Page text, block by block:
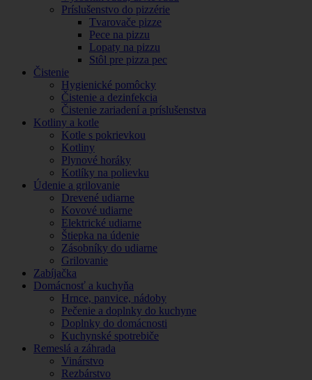
Príslušenstvo do pizzérie
Tvarovače pizze
Pece na pizzu
Lopaty na pizzu
Stôl pre pizza pec
Čistenie
Hygienické pomôcky
Čistenie a dezinfekcia
Čistenie zariadení a príslušenstva
Kotliny a kotle
Kotle s pokrievkou
Kotliny
Plynové horáky
Kotlíky na polievku
Údenie a grilovanie
Drevené udiarne
Kovové udiarne
Elektrické udiarne
Štiepka na údenie
Zásobníky do udiarne
Grilovanie
Zabíjačka
Domácnosť a kuchyňa
Hrnce, panvice, nádoby
Pečenie a doplnky do kuchyne
Doplnky do domácnosti
Kuchynské spotrebiče
Remeslá a záhrada
Vinárstvo
Rezbárstvo